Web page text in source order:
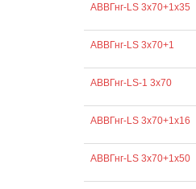
АВВГнг-LS 3х70+1х35
АВВГнг-LS 3х70+1
АВВГнг-LS-1 3х70
АВВГнг-LS 3х70+1х16
АВВГнг-LS 3х70+1х50